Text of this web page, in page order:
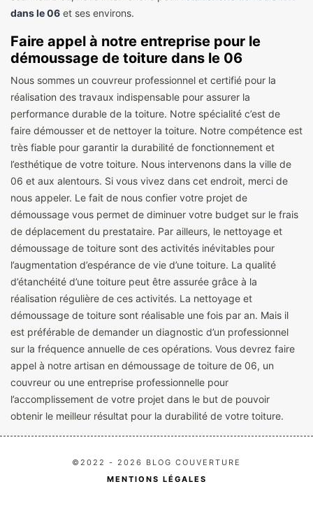
dans le 06 et ses environs.
Faire appel à notre entreprise pour le
démoussage de toiture dans le 06
Nous sommes un couvreur professionnel et certifié pour la
réalisation des travaux indispensable pour assurer la
performance durable de la toiture. Notre spécialité c’est de
faire démousser et de nettoyer la toiture. Notre compétence est
très fiable pour garantir la durabilité de fonctionnement et
l’esthétique de votre toiture. Nous intervenons dans la ville de
06 et aux alentours. Si vous vivez dans cet endroit, merci de
nous appeler. Le fait de nous confier votre projet de
démoussage vous permet de diminuer votre budget sur le frais
de déplacement du prestataire. Par ailleurs, le nettoyage et
démoussage de toiture sont des activités inévitables pour
l’augmentation d’espérance de vie d’une toiture. La qualité
d’étanchéité d’une toiture peut être assurée grâce à la
réalisation régulière de ces activités. La nettoyage et
démoussage de toiture sont réalisable une fois par an. Mais il
est préférable de demander un diagnostic d’un professionnel
sur la fréquence annuelle de ces opérations. Vous devrez faire
appel à notre artisan en démoussage de toiture de 06, un
couvreur ou une entreprise professionnelle pour
l’accomplissement de votre projet dans le but de pouvoir
obtenir le meilleur résultat pour la durabilité de votre toiture.
©2022 - 2026 BLOG COUVERTURE
MENTIONS LÉGALES